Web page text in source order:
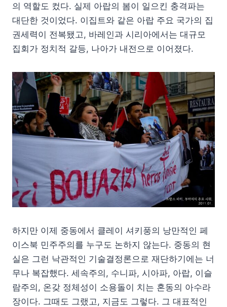
의 역할도 컸다. 실제 아랍의 봄이 일으킨 충격파는
대단한 것이었다. 이집트와 같은 아랍 주요 국가의 집
권세력이 전복됐고, 바레인과 시리아에서는 대규모
집회가 정치적 갈등, 나아가 내전으로 이어졌다.
하지만 이제 중동에서 클레이 셔키풍의 낭만적인 페
이스북 민주주의를 누구도 논하지 않는다. 중동의 현
실은 그런 낙관적인 기술결정론으로 재단하기에는 너
무나 복잡했다. 세속주의, 수니파, 시아파, 아랍, 이슬
람주의, 온갖 정체성이 소용돌이 치는 혼동의 아수라
장이다. 그때도 그랬고, 지금도 그렇다. 그 대표적인